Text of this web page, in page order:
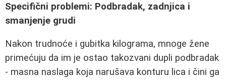
Specifični problemi: Podbradak, zadnjica i
smanjenje grudi
Nakon trudnoće i gubitka kilograma, mnoge žene
primećuju da im je ostao takozvani dupli podbradak
- masna naslaga koja narušava konturu lica i čini ga